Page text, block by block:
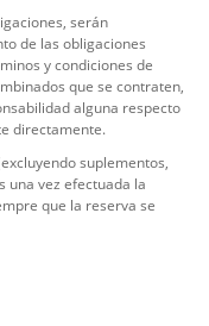
serán
de las obligaciones
y condiciones de
que se contraten,
alguna respecto
directamente.
suplementos,
una vez efectuada la
que la reserva se